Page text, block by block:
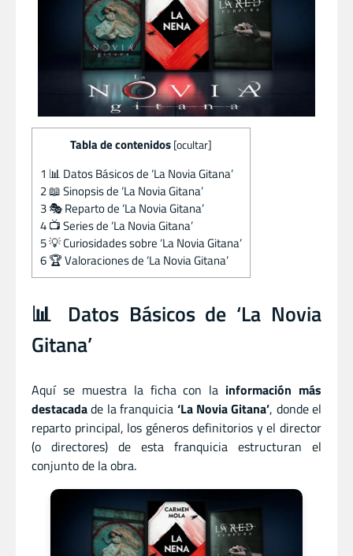
Tabla de contenidos [ocultar]
1 📊 Datos Básicos de ‘La Novia Gitana’
2📖 Sinopsis de ‘La Novia Gitana’
3🎭 Reparto de ‘La Novia Gitana’
4📺 Series de ‘La Novia Gitana’
5💡 Curiosidades sobre ‘La Novia Gitana’
6🏆 Valoraciones de ‘La Novia Gitana’
📊 Datos Básicos de ‘La Novia
Gitana’
Aquí se muestra la ficha con la información más
destacadade la franquicia ‘La Novia Gitana’, donde el
reparto principal, los géneros definitorios y el director
(o directores) de esta franquicia estructuran el
conjunto de la obra.